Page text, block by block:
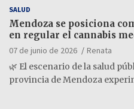
SALUD
Mendoza se posiciona
en regular el cannabis
07 de junio de 2026
Renata
🌿 El escenario de la salud
provincia de Mendoza